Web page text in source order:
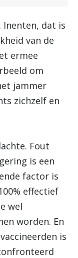
Inenten, dat is
van de
ermee
om
jammer
zichzelf en
Fout
is een
factor is
effectief
wel
worden. En
is